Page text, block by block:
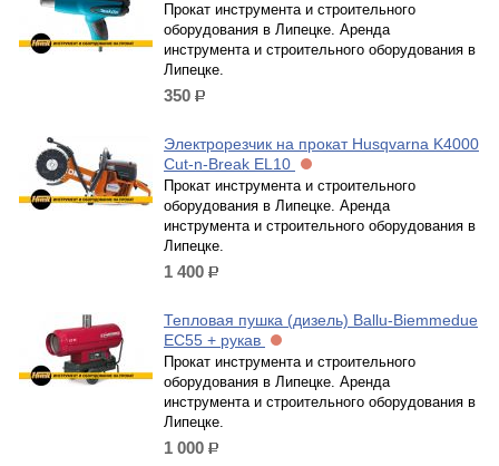
Прокат инструмента и строительного
оборудования в Липецке. Аренда
инструмента и строительного оборудования в
Липецке.
350 р.
Электрорезчик на прокат Husqvarna K4000
Cut-n-Break EL10
Прокат инструмента и строительного
оборудования в Липецке. Аренда
инструмента и строительного оборудования в
Липецке.
1 400 р.
Тепловая пушка (дизель) Ballu-Biemmedue
EC55 + рукав
Прокат инструмента и строительного
оборудования в Липецке. Аренда
инструмента и строительного оборудования в
Липецке.
1 000 р.